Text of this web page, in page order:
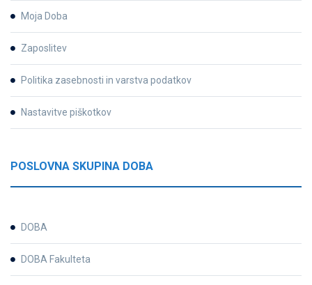
Moja Doba
Zaposlitev
Politika zasebnosti in varstva podatkov
Nastavitve piškotkov
POSLOVNA SKUPINA DOBA
DOBA
DOBA Fakulteta